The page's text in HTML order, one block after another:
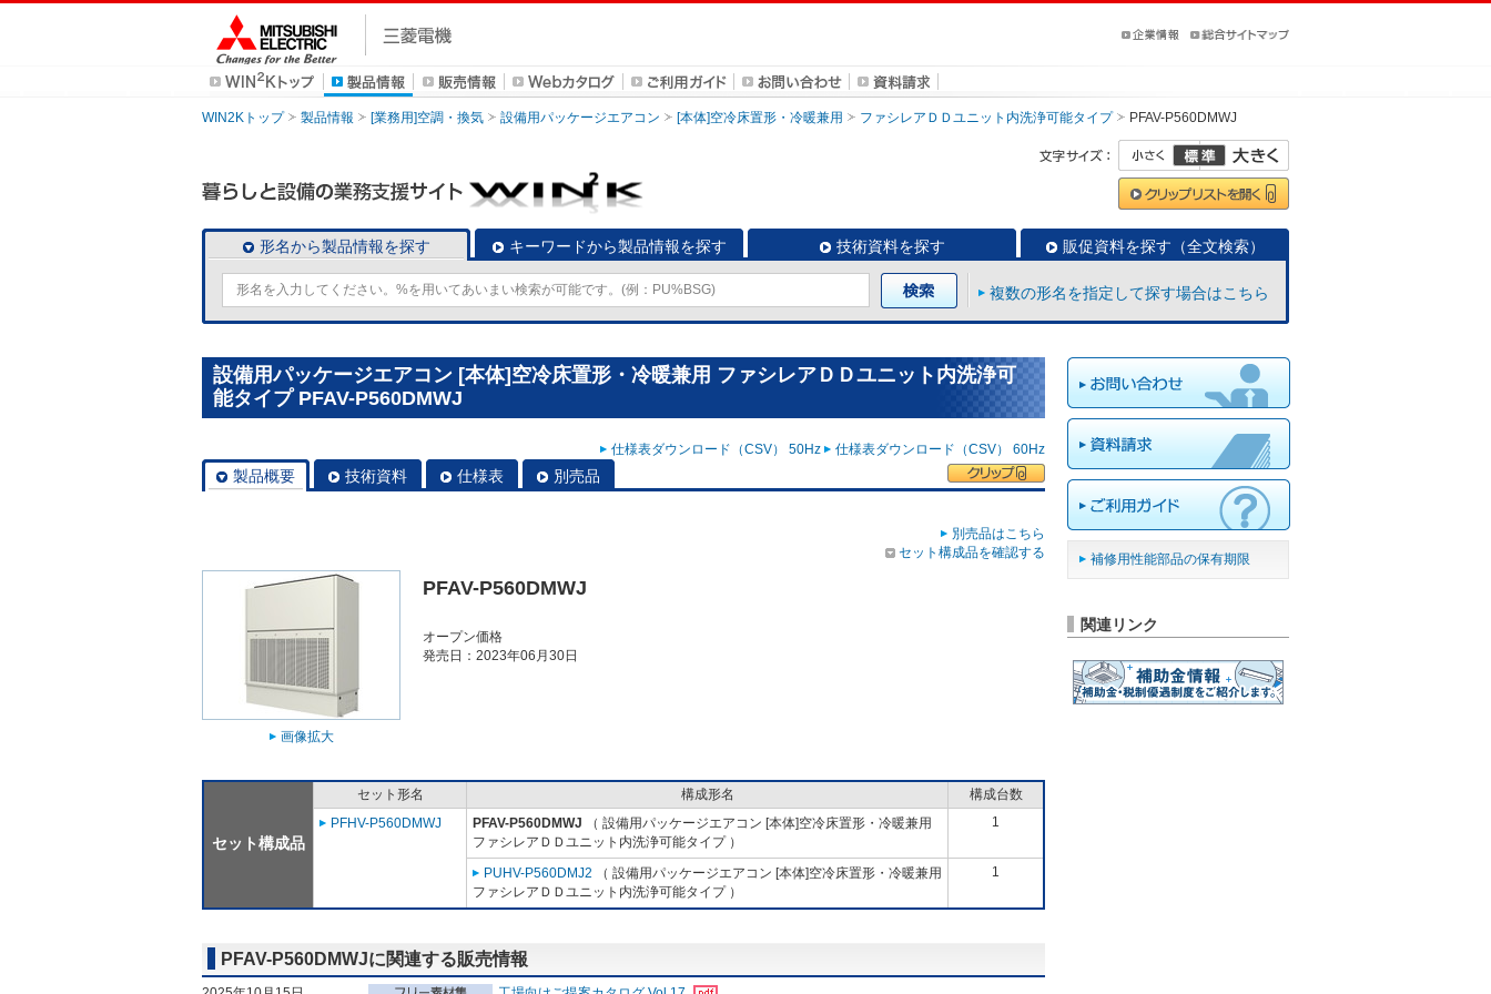
WIN2Kトップ 製品情報 [業務用]空調・換気 設備用パッケージエアコン [本体]空冷床置形・冷暖兼用 ファシレアＤＤユニット内洗浄可能タイプ PFAV-P560DMWJ
形名から製品情報を探す キーワードから製品情報を探す 技術資料を探す 販促資料を探す（全文検索）
複数の形名を指定して探す場合はこちら
設備用パッケージエアコン [本体]空冷床置形・冷暖兼用 ファシレアＤＤユニット内洗浄可
能タイプ PFAV-P560DMWJ
仕様表ダウンロード（CSV） 50Hz 仕様表ダウンロード（CSV） 60Hz
製品概要 技術資料 仕様表 別売品
別売品はこちら
セット構成品を確認する
画像拡大
PFAV-P560DMWJ
オープン価格
発売日：2023年06月30日
セット構成品
セット形名 構成形名
構成台数
PFHV-P560DMWJ
PFAV-P560DMWJ （ 設備用パッケージエアコン [本体]空冷床置形・冷暖兼用
ファシレアＤＤユニット内洗浄可能タイプ ）
1
PUHV-P560DMJ2 （ 設備用パッケージエアコン [本体]空冷床置形・冷暖兼用
ファシレアＤＤユニット内洗浄可能タイプ ）
1
PFAV-P560DMWJに関連する販売情報
補修用性能部品の保有期限
関連リンク